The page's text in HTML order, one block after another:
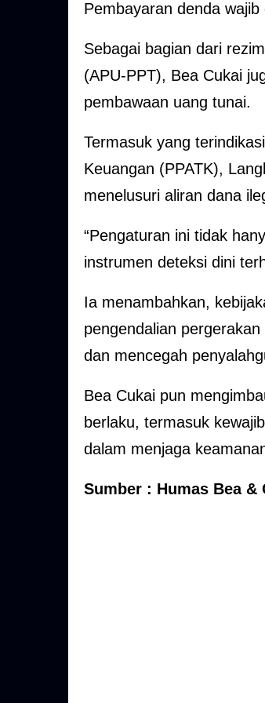
Pembayaran denda
Sebagai bagian dari
(APU-PPT), Bea Cukai
pembawaan uang tunai.
Termasuk yang
Keuangan (PPATK),
menelusuri aliran dana
“Pengaturan ini tidak
instrumen deteksi dini
Ia menambahkan,
pengendalian
dan mencegah
Bea Cukai pun
berlaku, termasuk
dalam menjaga
Sumber : Humas Bea &